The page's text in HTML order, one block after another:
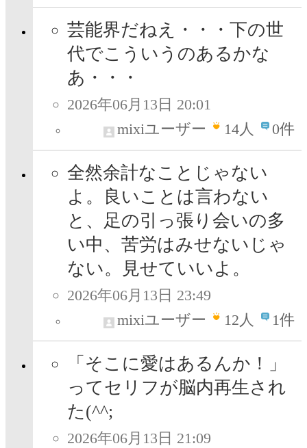
芸能界だねえ・・・下の世
代でこういうのあるかな
あ・・・
2026年06月13日 20:01
mixiユーザー
14人 0件
全然余計なことじゃない
よ。良いことは言わない
と、足の引っ張り会いの多
い中、苦労はみせないじゃ
ない。見せていいよ。
2026年06月13日 23:49
mixiユーザー
12人 1件
「そこに愛はあるんか！」
ってセリフが脳内再生され
た(^^;
2026年06月13日 21:09